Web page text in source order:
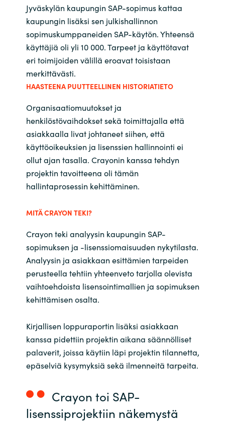
Finland
France
Iceland
India
Indonesia
Latvia
Lithuania
Malaysia
Middle East
Netherlands
Oman
Jyväskylän kaupungin SAP-sopimus kattaa
kaupungin lisäksi sen julkishallinnon
sopimuskumppaneiden SAP-käytön. Yhteensä
käyttäjiä oli yli 10 000. Tarpeet ja käyttötavat
eri toimijoiden välillä eroavat toisistaan
merkittävästi.
HAASTEENA PUUTTEELLINEN HISTORIATIETO
Organisaatiomuutokset ja
henkilöstövaihdokset sekä toimittajalla että
asiakkaalla livat johtaneet siihen, että
käyttöoikeuksien ja lisenssien hallinnointi ei
ollut ajan tasalla. Crayonin kanssa tehdyn
projektin tavoitteena oli tämän
hallintaprosessin kehittäminen.
MITÄ CRAYON TEKI?
Crayon teki analyysin kaupungin SAP-
sopimuksen ja -lisenssiomaisuuden nykytilasta.
Analyysin ja asiakkaan esittämien tarpeiden
perusteella tehtiin yhteenveto tarjolla olevista
vaihtoehdoista lisensointimallien ja sopimuksen
kehittämisen osalta.
Kirjallisen loppuraportin lisäksi asiakkaan
kanssa pidettiin projektin aikana säännölliset
palaverit, joissa käytiin läpi projektin tilannetta,
epäselviä kysymyksiä sekä ilmenneitä tarpeita.
Crayon toi SAP-
lisenssiprojektiin näkemystä